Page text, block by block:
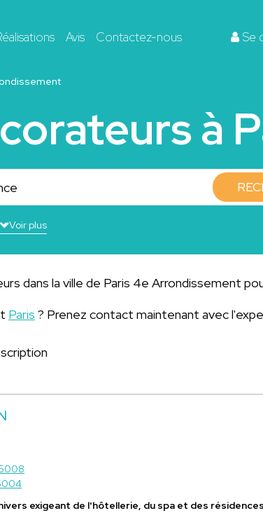
Avis Contactez-nous Se
à
Voir plus
dans la ville de Paris 4e Arrondissement
Paris ? Prenez contact maintenant avec
exigeant de l'hôtellerie, du spa et des